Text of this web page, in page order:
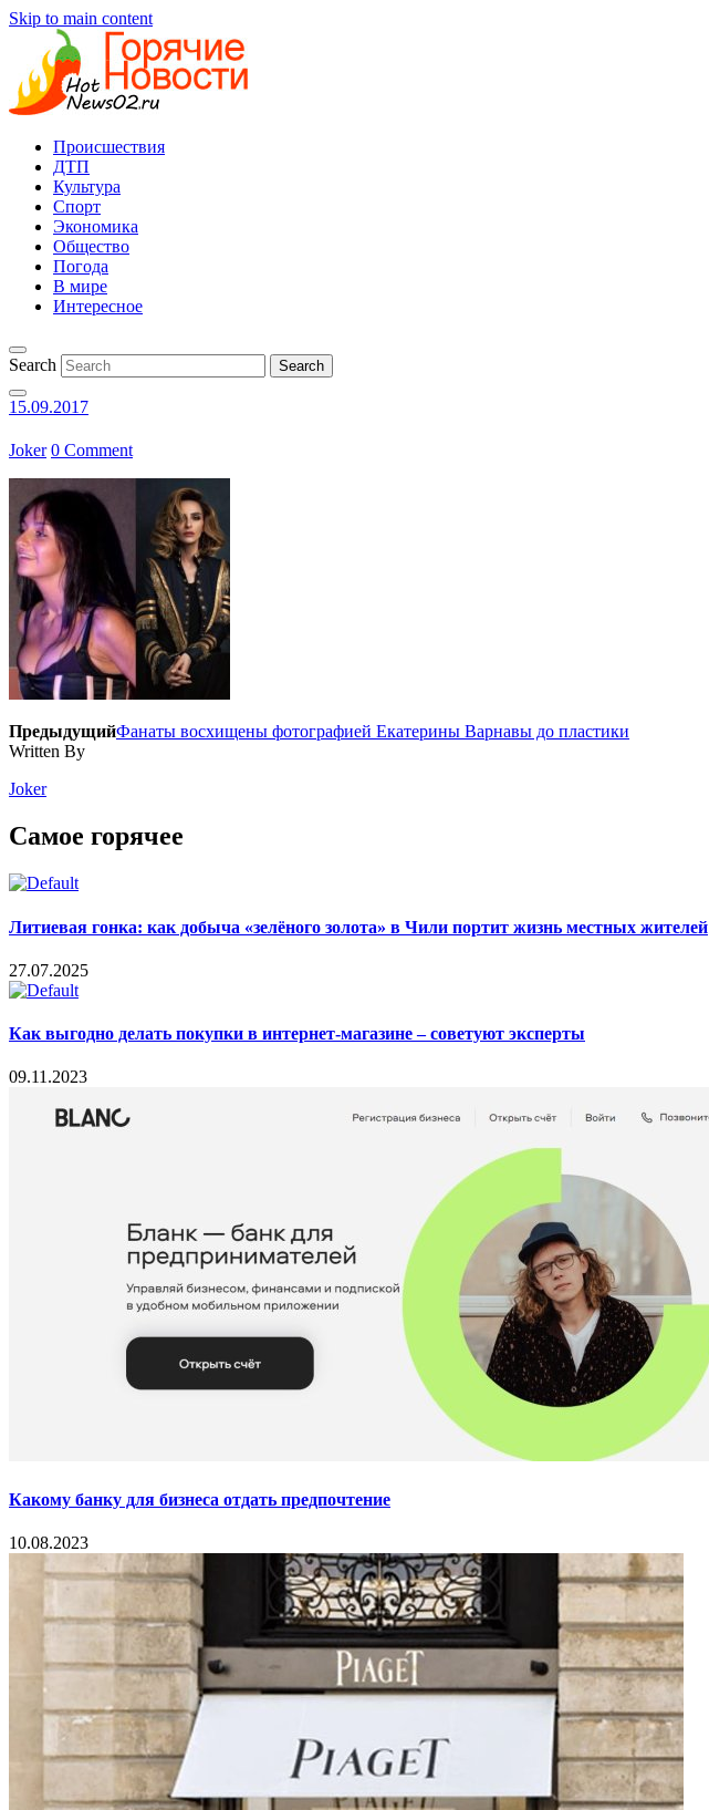
Skip to main content
Происшествия
ДТП
Культура
Спорт
Экономика
Общество
Погода
В мире
Интересное
Search
15.09.2017
Joker 0 Comment
ПредыдущийФанаты восхищены фотографией Екатерины Варнавы до пластики
Written By
Joker
Самое горячее
Литиевая гонка: как добыча «зелёного золота» в Чили портит жизнь местных жителей
27.07.2025
Как выгодно делать покупки в интернет-магазине – советуют эксперты
09.11.2023
Какому банку для бизнеса отдать предпочтение
10.08.2023